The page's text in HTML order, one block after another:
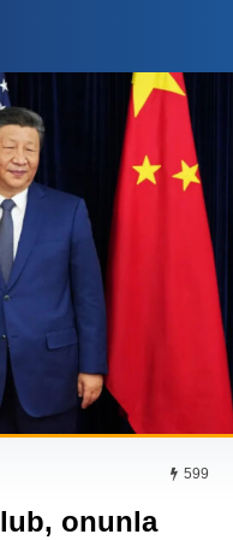
599
onunla